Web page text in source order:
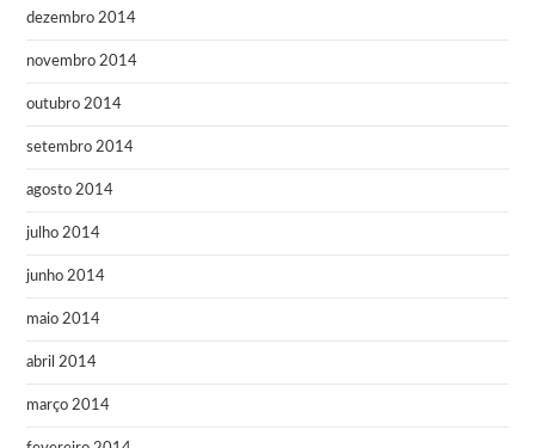
dezembro 2014
novembro 2014
outubro 2014
setembro 2014
agosto 2014
julho 2014
junho 2014
maio 2014
abril 2014
março 2014